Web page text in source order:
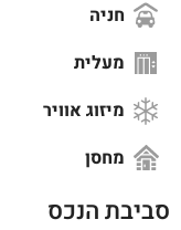
חניה
מעלית
מיזוג אוויר
מחסן
סביבת הנכס